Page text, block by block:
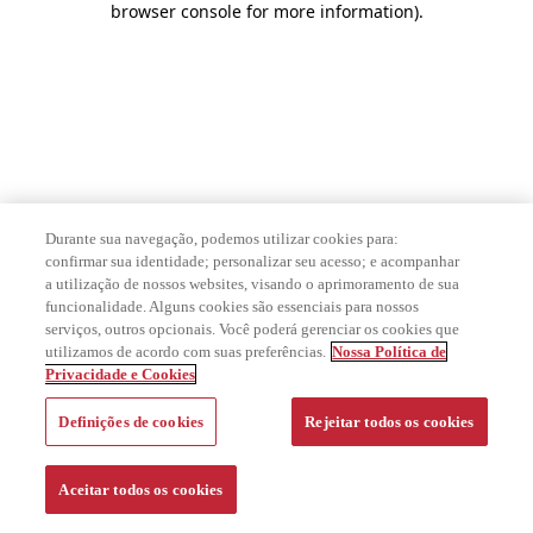
browser console for more information).
Durante sua navegação, podemos utilizar cookies para:
confirmar sua identidade; personalizar seu acesso; e acompanhar
a utilização de nossos websites, visando o aprimoramento de sua
funcionalidade. Alguns cookies são essenciais para nossos
serviços, outros opcionais. Você poderá gerenciar os cookies que
utilizamos de acordo com suas preferências. Nossa Política de
Privacidade e Cookies
Definições de cookies Rejeitar todos os cookies
Aceitar todos os cookies